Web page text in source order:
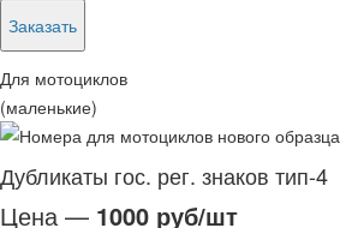
Заказать
Для мотоциклов
(маленькие)
Дубликаты гос. рег. знаков тип-4
Цена — 1000 руб/шт